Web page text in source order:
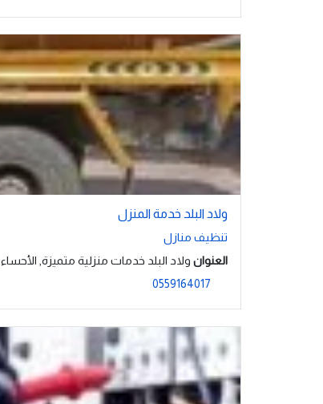
ولاد البلد خدمة المنزل
تنظيف منازل
العنوان ولاد البلد خدمات منزلية متميزة, الأحساء
0559164017